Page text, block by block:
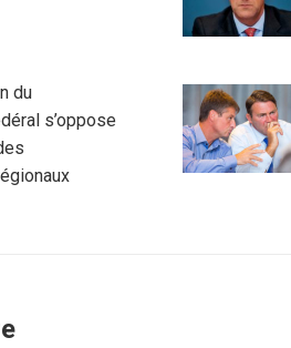
du
s’oppose